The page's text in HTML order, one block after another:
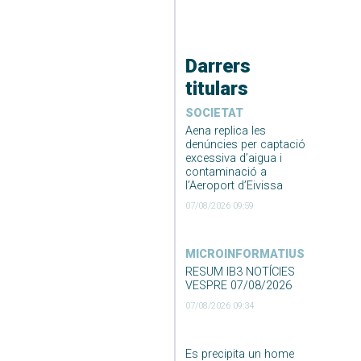
Darrers
titulars
SOCIETAT
Aena replica les
denúncies per captació
excessiva d’aigua i
contaminació a
l’Aeroport d’Eivissa
07/08/2026 09:59
MICROINFORMATIUS
RESUM IB3 NOTÍCIES
VESPRE 07/08/2026
07/08/2026 09:34
Es precipita un home